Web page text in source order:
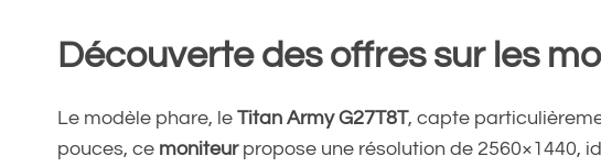
Découverte des offres sur les
Le modèle phare, le Titan Army G27T8T, capte
pouces, ce moniteurpropose une résolution de 2560×1440,